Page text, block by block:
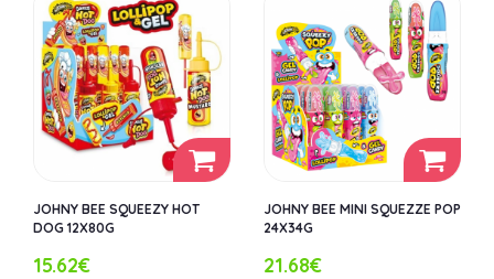
JOHNY BEE SQUEEZY HOT
DOG 12X80G
15.62€
JOHNY BEE MINI SQUEZZE POP
24X34G
21.68€